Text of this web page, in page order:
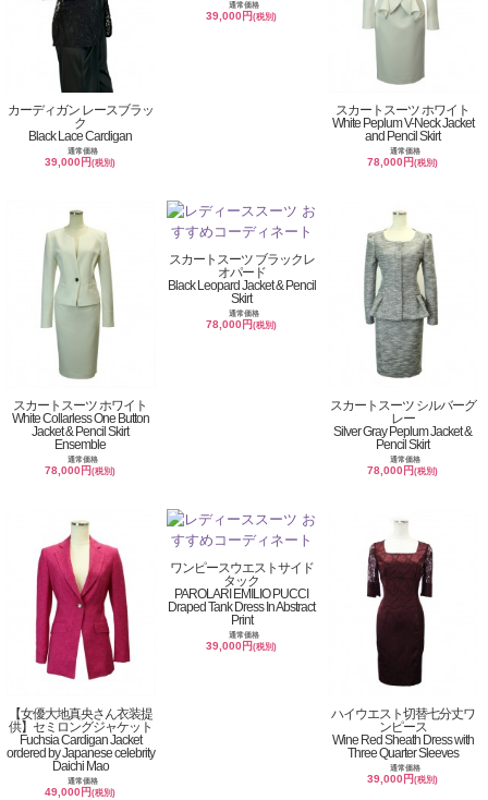
カーディガン レースブラッ
ク
Black Lace Cardigan
通常価格
39,000円(税別)
通常価格
39,000円(税別)
スカートスーツ ホワイト
White Peplum V-Neck Jacket
and Pencil Skirt
通常価格
78,000円(税別)
スカートスーツ ホワイト
White Collarless One Button
Jacket & Pencil Skirt
Ensemble
通常価格
78,000円(税別)
スカートスーツ ブラックレ
オパード
Black Leopard Jacket & Pencil
Skirt
通常価格
78,000円(税別)
スカートスーツ シルバーグ
レー
Silver Gray Peplum Jacket &
Pencil Skirt
通常価格
78,000円(税別)
【女優大地真央さん衣装提
供】セミロングジャケット
Fuchsia Cardigan Jacket
ordered by Japanese celebrity
Daichi Mao
通常価格
49,000円(税別)
ワンピースウエストサイド
タック
PAROLARI EMILIO PUCCI
Draped Tank Dress In Abstract
Print
通常価格
39,000円(税別)
ハイウエスト切替七分丈ワ
ンピース
Wine Red Sheath Dress with
Three Quarter Sleeves
通常価格
39,000円(税別)